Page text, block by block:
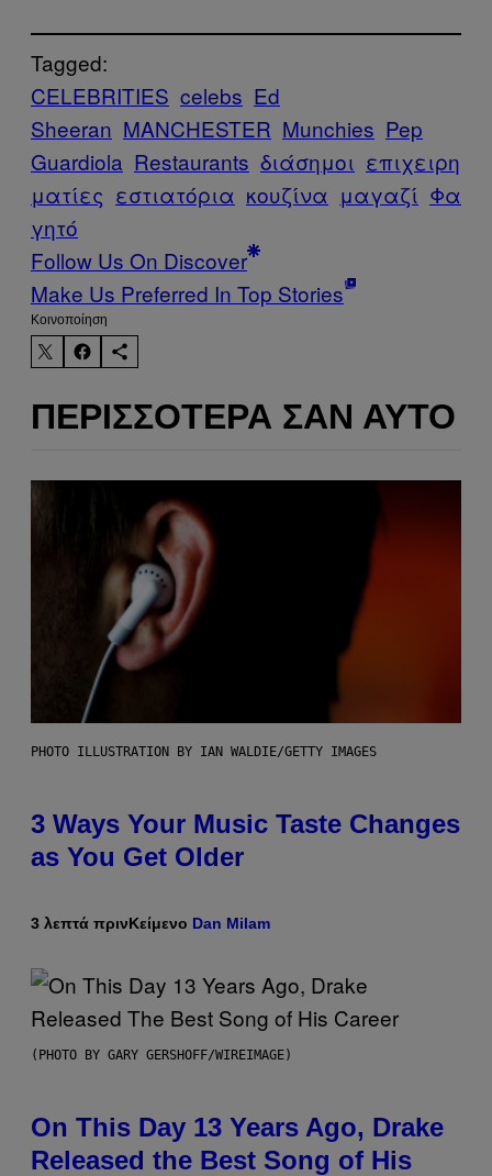
Tagged:
CELEBRITIES celebs Ed
Sheeran MANCHESTER Munchies Pep
Guardiola Restaurants διάσημοι επιχειρη
ματίες εστιατόρια κουζίνα μαγαζί Φα
γητό
Follow Us On Discover
Make Us Preferred In Top Stories
Kοινοποίηση
ΠΕΡΙΣΣΌΤΕΡΑ ΣΑΝ ΑΥΤΌ
PHOTO ILLUSTRATION BY IAN WALDIE/GETTY IMAGES
3 Ways Your Music Taste Changes
as You Get Older
3 λεπτά πρινΚείμενο Dan Milam
(PHOTO BY GARY GERSHOFF/WIREIMAGE)
On This Day 13 Years Ago, Drake
Released the Best Song of His